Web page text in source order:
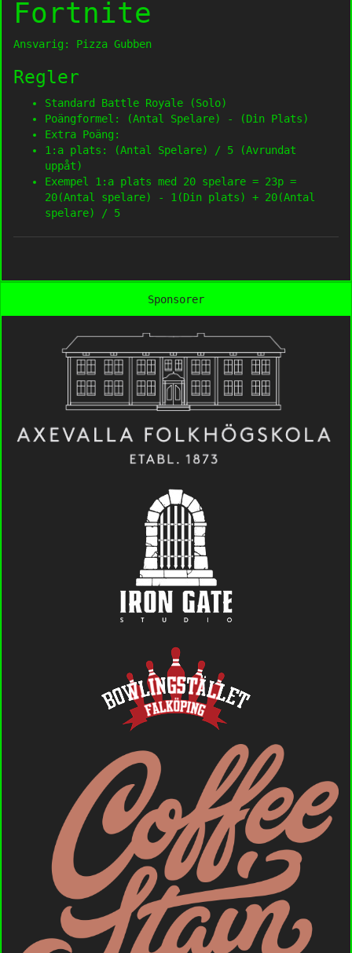
Fortnite
Ansvarig: Pizza Gubben
Regler
Standard Battle Royale (Solo)
Poängformel: (Antal Spelare) - (Din Plats)
Extra Poäng:
1:a plats: (Antal Spelare) / 5 (Avrundat
uppåt)
Exempel 1:a plats med 20 spelare = 23p =
20(Antal spelare) - 1(Din plats) + 20(Antal
spelare) / 5
Sponsorer